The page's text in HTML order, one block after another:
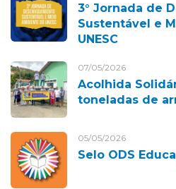
3° Jornada de
Sustentável e
UNESC
07/05/2026
Acolhida
toneladas de
05/05/2026
Selo ODS